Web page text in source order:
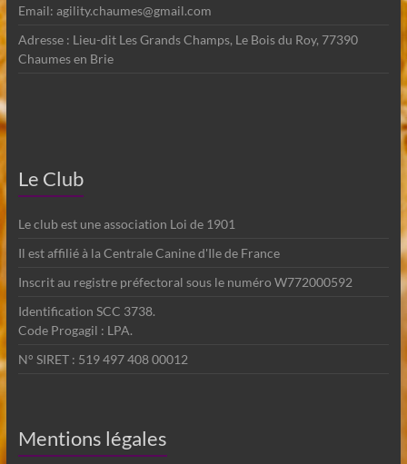
Email: agility.chaumes@gmail.com
Adresse : Lieu-dit Les Grands Champs, Le Bois du Roy, 77390
Chaumes en Brie
Le Club
Le club est une association Loi de 1901
Il est affilié à la Centrale Canine d'Ile de France
Inscrit au registre préfectoral sous le numéro W772000592
Identification SCC 3738.
Code Progagil : LPA.
N° SIRET : 519 497 408 00012
Mentions légales